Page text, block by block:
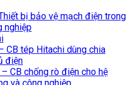
bị bảo vệ mạch điện trong
nghiệp
CB tép Hitachi dùng chia
điện
– CB chống rò điện cho hệ
và công nghiệp